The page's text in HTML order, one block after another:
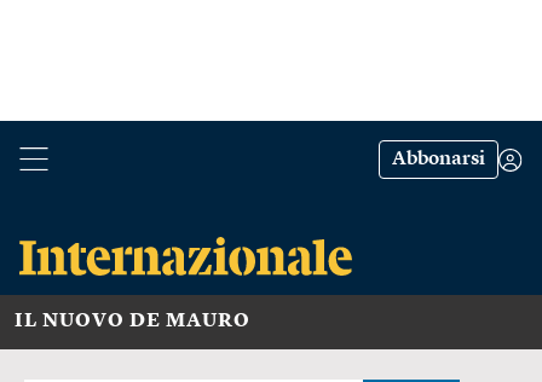
Abbonarsi
IL NUOVO DE MAURO